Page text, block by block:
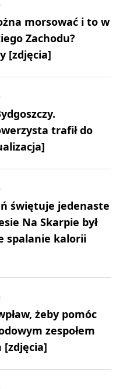
morsować i to w
Zachodu?
[zdjęcia]
trafił do
świętuje jedenaste
Na Skarpie był
spalanie kalorii
żeby pomóc
zespołem
[zdjęcia]